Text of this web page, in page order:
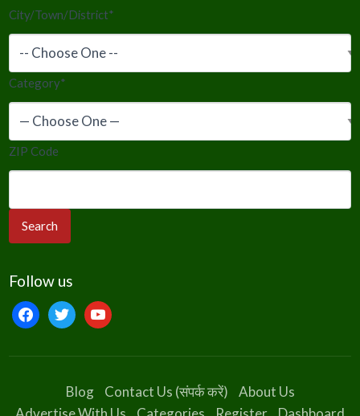
City/Town/District*
Category*
ZIP Code
Follow us
facebooktwitteryoutube
Blog Contact Us (संपर्क करें)
About Us